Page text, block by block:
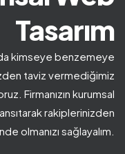
Tasarım
kimseye benzemeye
taviz vermediğimiz
Firmanızın kurumsal
rakiplerinizden
olmanızı sağlayalım.